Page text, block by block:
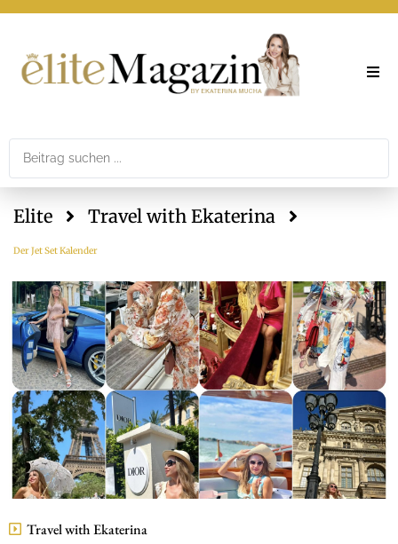
Elite Travel with Ekaterina
Der Jet Set Kalender
Travel with Ekaterina